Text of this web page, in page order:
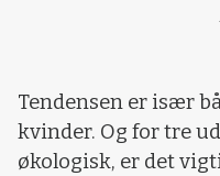
Tendensen er især
kvinder. Og for tre
økologisk, er det